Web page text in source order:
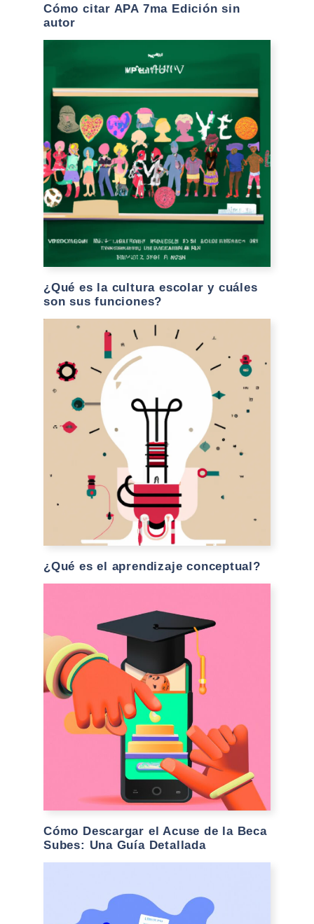
Cómo citar APA 7ma Edición sin
autor
¿Qué es la cultura escolar y cuáles
son sus funciones?
¿Qué es el aprendizaje conceptual?
Cómo Descargar el Acuse de la Beca
Subes: Una Guía Detallada